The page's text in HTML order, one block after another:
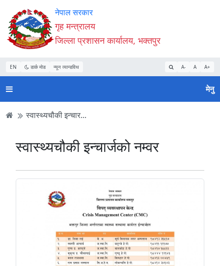
Accessibility
Mode
सुरु
गर्नुहोस्
सामाग्री
पढ्नुहाेस्
नेभिगेसन
पढ्नुहाेस्
वेबसाइट
खोजमा
जानुहोस्
नेपाल सरकार
गृह मन्त्रालय
जिल्ला प्रशासन कार्यालय, भक्तपुर
EN डार्क मोड न्यून व्यान्डविथ A- A A+
मेनु
स्वास्थ्यचौकी इन्चार...
स्वास्थ्यचौकी इन्चार्जको नम्वर